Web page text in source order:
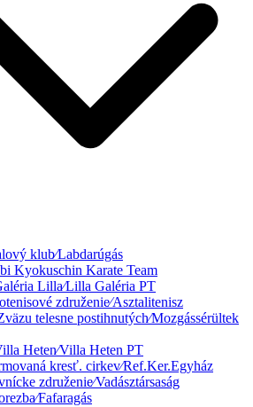
klub⁄Labdarúgás
Kyokuschin Karate Team
Lilla⁄Lilla Galéria PT
združenie⁄Asztalitenisz
telesne postihnutých⁄Mozgássérültek
Heten⁄Villa Heten PT
kresť. cirkev⁄Ref.Ker.Egyház
združenie⁄Vadásztársaság